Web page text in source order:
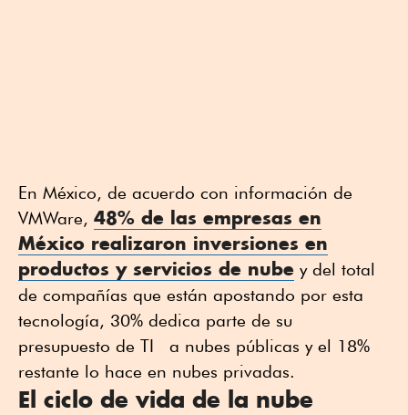
En México, de acuerdo con información de
VMWare, 48% de las empresas en
México realizaron inversiones en
productos y servicios de nube y del total
de compañías que están apostando por esta
tecnología, 30% dedica parte de su
presupuesto de TI a nubes públicas y el 18%
restante lo hace en nubes privadas.
El ciclo de vida de la nube